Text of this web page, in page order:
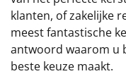
Alle
Thema
Origineel
klanten, of zakelijke
meest fantastische
antwoord waarom u
beste keuze maakt.